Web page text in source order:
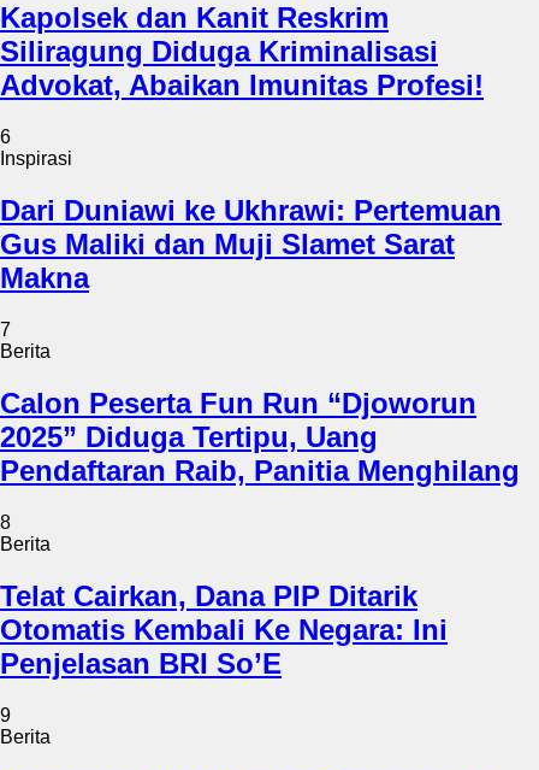
Kapolsek dan Kanit Reskrim
Siliragung Diduga Kriminalisasi
Advokat, Abaikan Imunitas Profesi!
6
Inspirasi
Dari Duniawi ke Ukhrawi: Pertemuan
Gus Maliki dan Muji Slamet Sarat
Makna
7
Berita
Calon Peserta Fun Run “Djoworun
2025” Diduga Tertipu, Uang
Pendaftaran Raib, Panitia Menghilang
8
Berita
Telat Cairkan, Dana PIP Ditarik
Otomatis Kembali Ke Negara: Ini
Penjelasan BRI So’E
9
Berita